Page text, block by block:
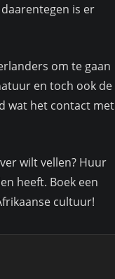
is er
om te gaan
en toch ook de
wat het contact met
wilt vellen? Huur
heeft. Boek een
cultuur!